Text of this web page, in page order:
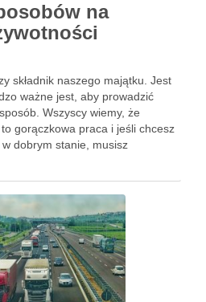
na
składnik naszego majątku. Jest
ważne jest, aby prowadzić
Wszyscy wiemy, że
gorączkowa praca i jeśli chcesz
dobrym stanie, musisz
wskazówek. Poznaje te